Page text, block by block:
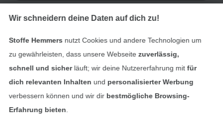
Datenschutz
Widerrufsrecht
Wir schneidern deine Daten auf dich zu!
Stoffe Hemmers nutzt Cookies und andere Technologien um
zu gewährleisten, dass unsere Webseite zuverlässig,
schnell und sicherläuft; wir deine Nutzererfahrung mitfür
dich relevanten Inhalten und personalisierter Werbung
verbessern können und wir dir bestmögliche Browsing-
Erfahrung bieten